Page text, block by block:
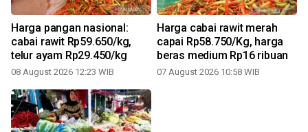
Harga pangan nasional:
cabai rawit Rp59.650/kg,
telur ayam Rp29.450/kg
08 August 2026 12:23 WIB
Harga cabai rawit merah
capai Rp58.750/Kg, harga
beras medium Rp16 ribuan
07 August 2026 10:58 WIB